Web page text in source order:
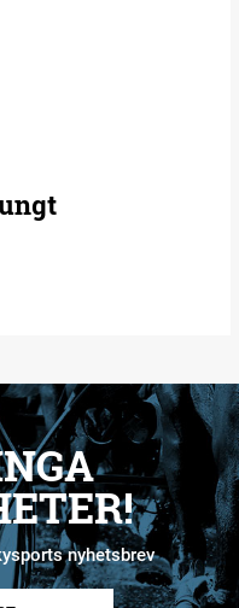
nyhetsbrev